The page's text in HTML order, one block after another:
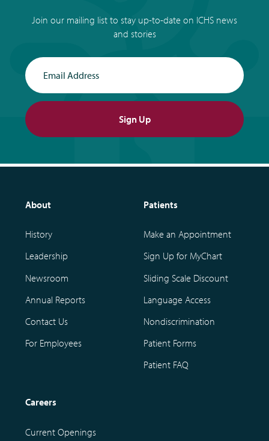
Join our mailing list to stay up-to-date on ICHS news
and stories
Sign Up
About
History
Leadership
Newsroom
Annual Reports
Contact Us
For Employees
Patients
Make an Appointment
Sign Up for MyChart
Sliding Scale Discount
Language Access
Nondiscrimination
Patient Forms
Patient FAQ
Careers
Current Openings